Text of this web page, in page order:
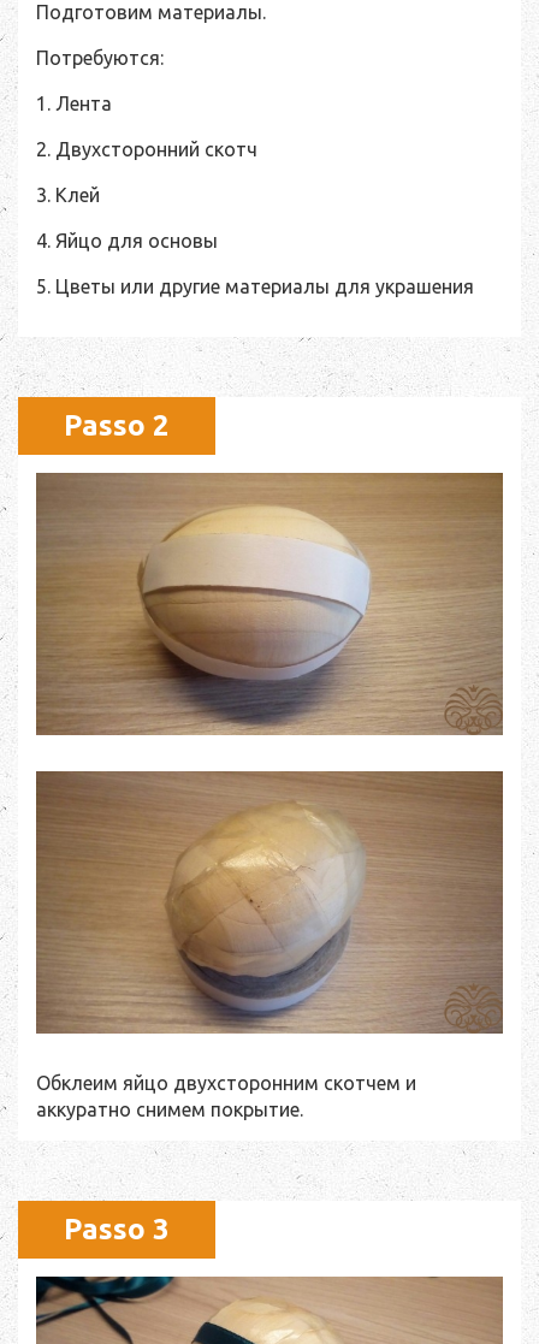
Подготовим материалы.
Потребуются:
1. Лента
2. Двухсторонний скотч
3. Клей
4. Яйцо для основы
5. Цветы или другие материалы для украшения
Passo 2
Обклеим яйцо двухсторонним скотчем и
аккуратно снимем покрытие.
Passo 3